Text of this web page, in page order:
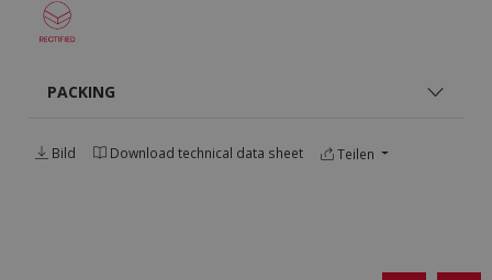
PACKING
Bild Download technical data sheet Teilen